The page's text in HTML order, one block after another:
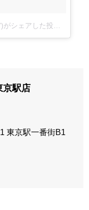
駅店
東京駅一番街B1